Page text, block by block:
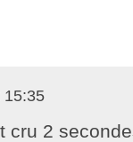
15:35
cru 2